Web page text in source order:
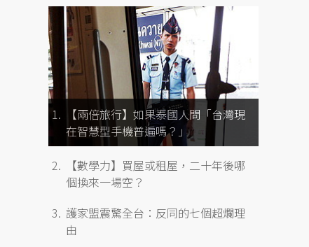
【兩倍旅行】如果泰國人問「台灣現
在智慧型手機普遍嗎？」
【數學力】買屋或租屋，二十年後哪
個換來一場空？
護家盟震驚全台：反同的七個超爛理
由